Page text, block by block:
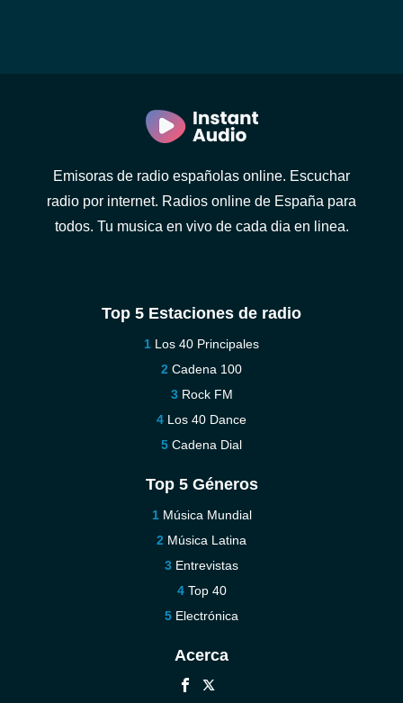
Emisoras de radio españolas online. Escuchar
radio por internet. Radios online de España para
todos. Tu musica en vivo de cada dia en linea.
Top 5 Estaciones de radio
Los 40 Principales
Cadena 100
Rock FM
Los 40 Dance
Cadena Dial
Top 5 Géneros
Música Mundial
Música Latina
Entrevistas
Top 40
Electrónica
Acerca